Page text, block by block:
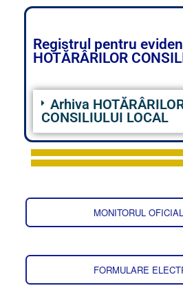
Registrul pentru
HOTĂRÂRILOR
Arhiva
CONSILIULUI LOCAL
MONITORUL
FORMULARE